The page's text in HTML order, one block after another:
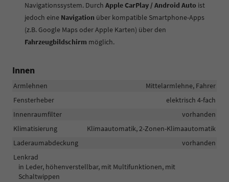
Navigationssystem. Durch Apple CarPlay / Android Auto ist
jedoch eine Navigation über kompatible Smartphone-Apps
(z.B. Google Maps oder Apple Karten) über den
Fahrzeugbildschirm möglich.
Innen
Armlehnen
Mittelarmlehne, Fahrer
Fensterheber
elektrisch 4-fach
Innenraumfilter
vorhanden
Klimatisierung
Klimaautomatik, 2-Zonen-Klimaautomatik
Laderaumabdeckung
vorhanden
Lenkrad
in Leder, höhenverstellbar, mit Multifunktionen, mit
Schaltwippen